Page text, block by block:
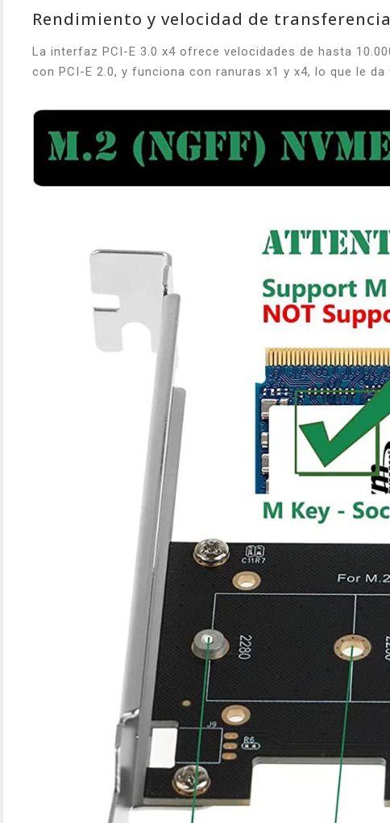
Rendimiento y velocidad de transferencia
La interfaz PCI-E 3.0 x4 ofrece velocidades de hasta
con PCI-E 2.0, y funciona con ranuras x1 y x4, lo que le